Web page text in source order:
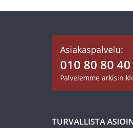
Asiakaspalvelu:
010 80 80 40
Palvelemme arkisin
TURVALLISTA